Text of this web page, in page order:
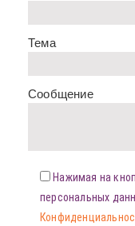
Тема
Сообщение
Нажимая на
персональных